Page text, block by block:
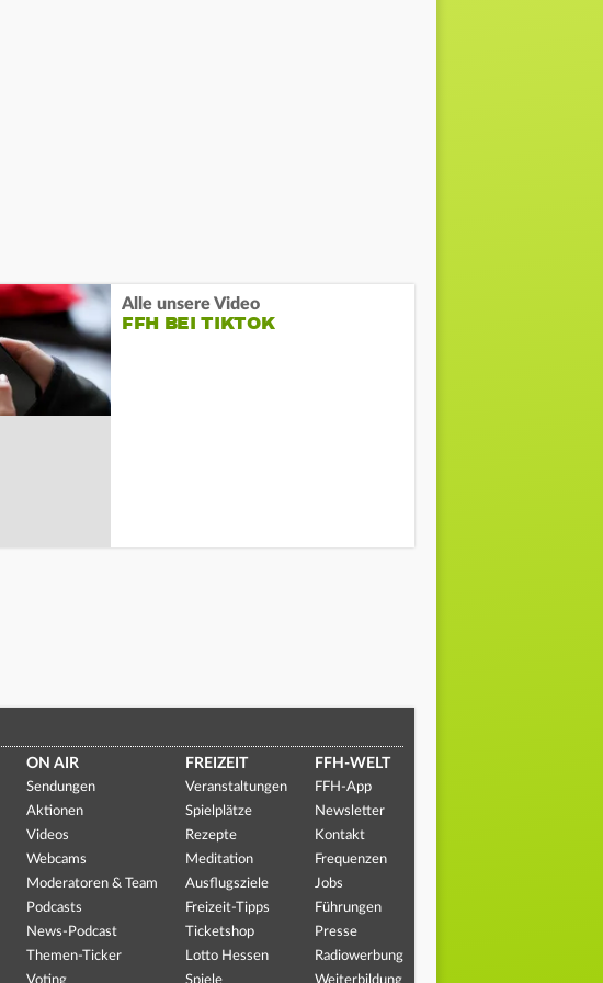
Alle unsere Video
FFH BEI TIKTOK
ON AIR
Sendungen
Aktionen
Videos
Webcams
Moderatoren & Team
Podcasts
News-Podcast
Themen-Ticker
Voting
FREIZEIT
Veranstaltungen
Spielplätze
Rezepte
Meditation
Ausflugsziele
Freizeit-Tipps
Ticketshop
Lotto Hessen
Spiele
FFH-WELT
FFH-App
Newsletter
Kontakt
Frequenzen
Jobs
Führungen
Presse
Radiowerbung
Weiterbildung